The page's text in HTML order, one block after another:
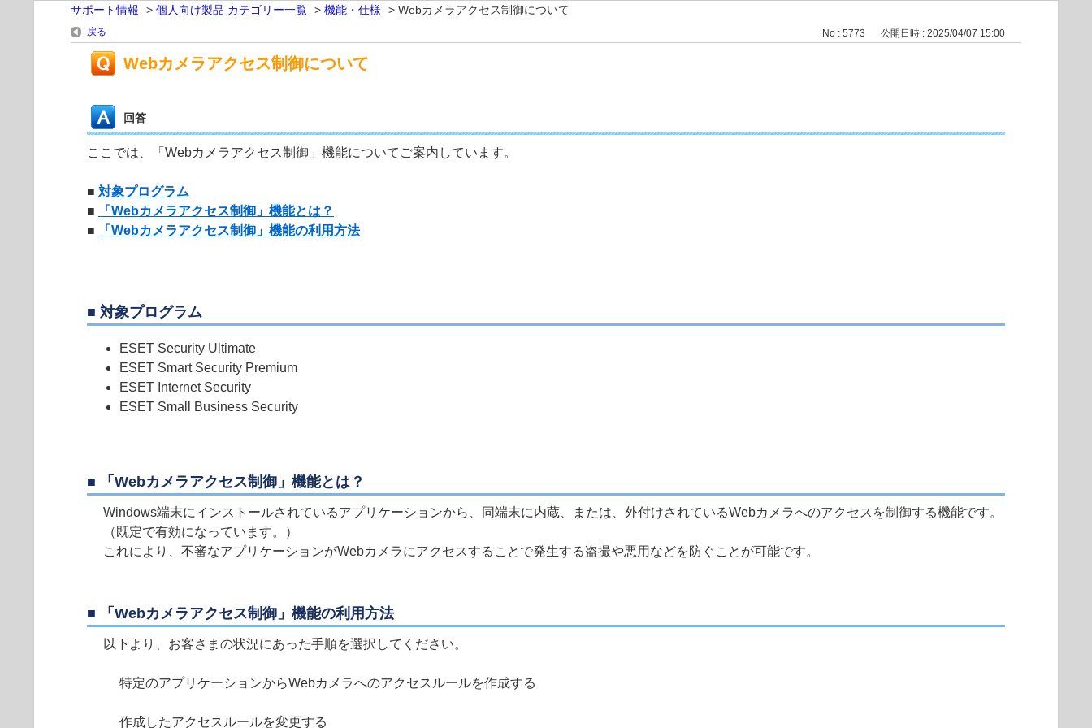
サポート情報 > 個人向け製品 カテゴリー一覧 > 機能・仕様 > Webカメラアクセス制御について
戻る No : 5773 公開日時 : 2025/04/07 15:00
Webカメラアクセス制御について
回答
ここでは、「Webカメラアクセス制御」機能についてご案内しています。
■ 対象プログラム
■
「Webカメラアクセス制御」機能とは？
■
「Webカメラアクセス制御」機能の利用方法
■ 対象プログラム
ESET Security Ultimate
ESET Smart Security Premium
ESET Internet Security
ESET Small Business Security
■ 「Webカメラアクセス制御」機能とは？
Windows端末にインストールされているアプリケーションから、同端末に内蔵、または、外付けされているWebカメラへのアクセスを制御する機能です。
（既定で有効になっています。）
これにより、不審なアプリケーションがWebカメラにアクセスすることで発生する盗撮や悪用などを防ぐことが可能です。
■ 「Webカメラアクセス制御」機能の利用方法
以下より、お客さまの状況にあった手順を選択してください。
特定のアプリケーションからWebカメラへのアクセスルールを作成する
作成したアクセスルールを変更する